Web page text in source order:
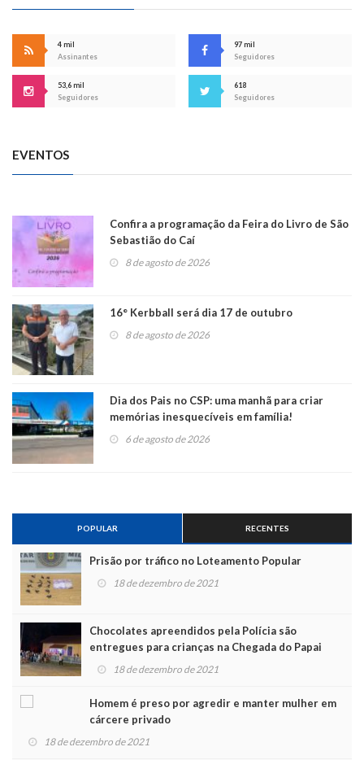
4 mil
Assinantes
97 mil
Seguidores
53,6 mil
Seguidores
618
Seguidores
EVENTOS
Confira a programação da Feira do Livro de São
Sebastião do Caí
8 de agosto de 2026
16° Kerbball será dia 17 de outubro
8 de agosto de 2026
Dia dos Pais no CSP: uma manhã para criar
memórias inesquecíveis em família!
6 de agosto de 2026
POPULAR RECENTES
Prisão por tráfico no Loteamento Popular
18 de dezembro de 2021
Chocolates apreendidos pela Polícia são
entregues para crianças na Chegada do Papai
Noel 18 de dezembro de 2021
Homem é preso por agredir e manter mulher em
cárcere privado
18 de dezembro de 2021